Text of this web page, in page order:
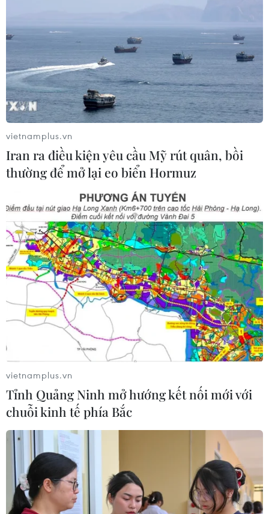
vietnamplus.vn
Iran ra điều kiện yêu cầu Mỹ rút quân, bồi
thường để mở lại eo biển Hormuz
vietnamplus.vn
Tỉnh Quảng Ninh mở hướng kết nối mới với
chuỗi kinh tế phía Bắc